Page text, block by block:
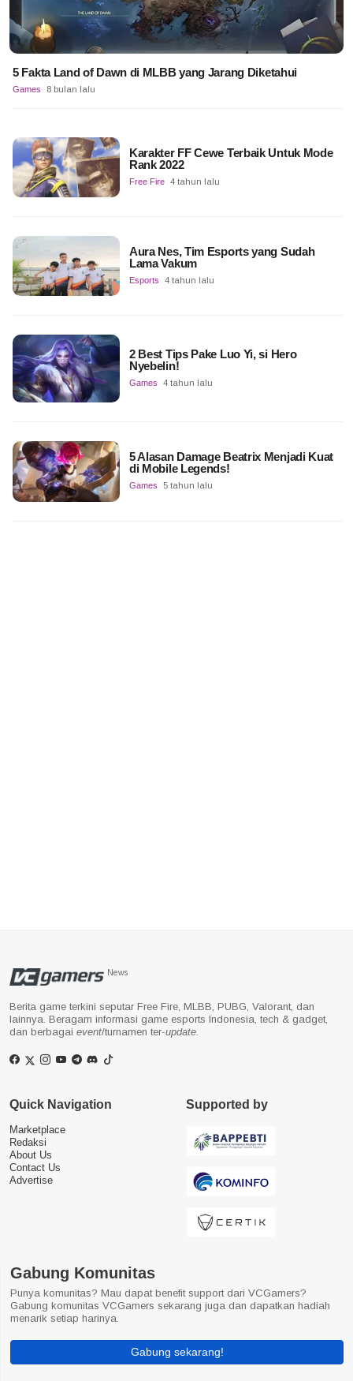
5 Fakta Land of Dawn di MLBB yang Jarang Diketahui
Games 8 bulan lalu
Karakter FF Cewe Terbaik Untuk Mode
Rank 2022
Free Fire 4 tahun lalu
Aura Nes, Tim Esports yang Sudah
Lama Vakum
Esports 4 tahun lalu
2 Best Tips Pake Luo Yi, si Hero
Nyebelin!
Games 4 tahun lalu
5 Alasan Damage Beatrix Menjadi Kuat
di Mobile Legends!
Games 5 tahun lalu
News
Berita game terkini seputar Free Fire, MLBB, PUBG, Valorant, dan
lainnya. Beragam informasi game esports Indonesia, tech & gadget,
dan berbagai event/turnamen ter-update.
Quick Navigation
Marketplace
Redaksi
About Us
Contact Us
Advertise
Supported by
Gabung Komunitas
Punya komunitas? Mau dapat benefit support dari VCGamers?
Gabung komunitas VCGamers sekarang juga dan dapatkan hadiah
menarik setiap harinya.
Gabung sekarang!